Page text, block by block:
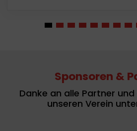
Sponsoren &
Danke an alle Partner
unseren Verein